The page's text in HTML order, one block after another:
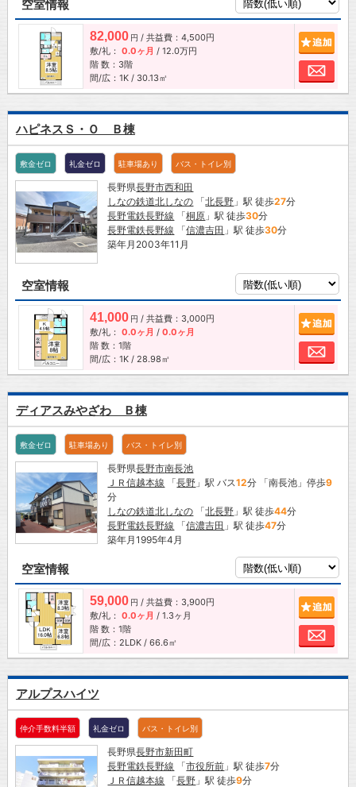
空室情報
82,000 円 / 共益費：4,500円
敷/礼： 0.0ヶ月 / 12.0万円
階 数：3階
間/広：1K / 30.13㎡
お
ハピネスＳ・Ｏ Ｂ棟
敷金ゼロ 礼金ゼロ 駐車場あり バス・トイレ別
長野県長野市西和田
しなの鉄道北しなの 「北長野 」駅 徒歩27分
長野電鉄長野線 「桐原 」駅 徒歩30分
長野電鉄長野線 「信濃吉田 」駅 徒歩30分
築年月2003年11月
空室情報
41,000 円 / 共益費：3,000円
敷/礼： 0.0ヶ月 / 0.0ヶ月
階 数：1階
間/広：1K / 28.98㎡
お
ディアスみやざわ Ｂ棟
敷金ゼロ 駐車場あり バス・トイレ別
長野県長野市南長池
ＪＲ信越本線 「長野 」駅 バス12分 「南長池」停歩9
分
しなの鉄道北しなの 「北長野 」駅 徒歩44分
長野電鉄長野線 「信濃吉田 」駅 徒歩47分
築年月1995年4月
空室情報
59,000 円 / 共益費：3,900円
敷/礼： 0.0ヶ月 / 1.3ヶ月
階 数：1階
間/広：2LDK / 66.6㎡
お
アルプスハイツ
仲介手数料半額 礼金ゼロ バス・トイレ別
長野県長野市新田町
長野電鉄長野線 「市役所前 」駅 徒歩7分
ＪＲ信越本線 「長野 」駅 徒歩9分